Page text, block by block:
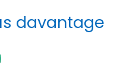
davantage